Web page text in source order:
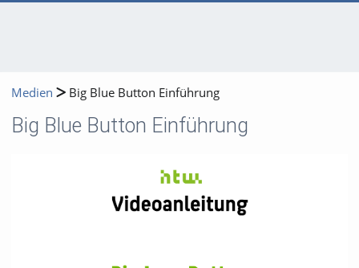
Medien Big Blue Button Einführung
Big Blue Button Einführung